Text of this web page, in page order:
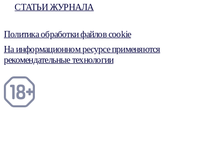
СТАТЬИ ЖУРНАЛА
Политика обработки файлов cookie
На информационном ресурсе применяются
рекомендательные технологии